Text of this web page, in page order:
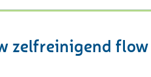
zelfreinigend